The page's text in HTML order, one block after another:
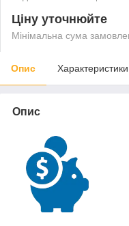
Ціну уточнюйте
Мінімальна сума
Опис Характеристики
Опис